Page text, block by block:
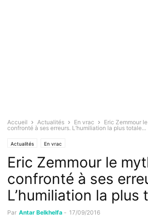
Accueil Actualités En vrac
Eric Zemmour
confronté à ses erreurs. L’humiliation la plus totale...
Actualités En vrac
Eric Zemmour le
confronté à ses
L’humiliation la plus
Par Antar Belkhelfa - 17/09/2016